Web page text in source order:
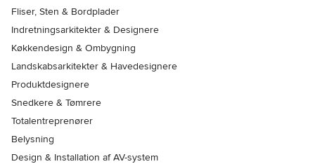
Fliser, Sten & Bordplader
Indretningsarkitekter & Designere
Køkkendesign & Ombygning
Landskabsarkitekter & Havedesignere
Produktdesignere
Snedkere & Tømrere
Totalentreprenører
Belysning
Design & Installation af AV-system